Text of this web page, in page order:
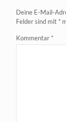
Deine E-Mail-
Felder sind mit *
Kommentar *